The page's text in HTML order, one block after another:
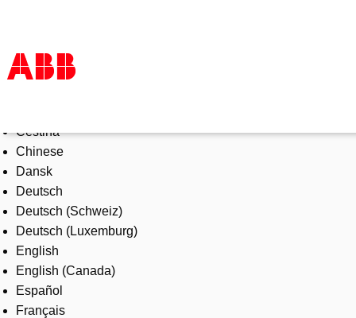
Products & Solutions
Industries
Services
About us
Where to buy
Contact us
Careers
Čeština
Chinese
Dansk
Deutsch
Deutsch (Schweiz)
Deutsch (Luxemburg)
English
English (Canada)
Español
Français